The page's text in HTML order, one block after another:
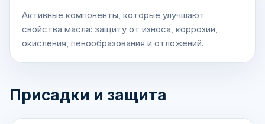
Активные компоненты, которые улучшают
свойства масла: защиту от износа, коррозии,
окисления, пенообразования и отложений.
Присадки и защита